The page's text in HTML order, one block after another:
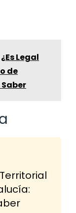
¿Es Legal
de